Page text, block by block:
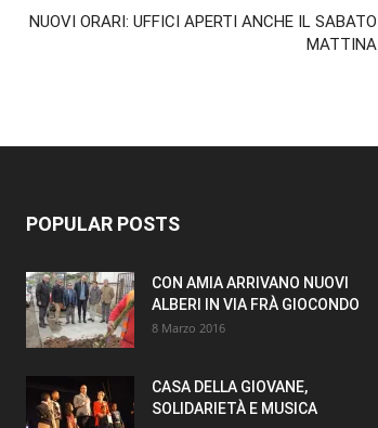
NUOVI ORARI: UFFICI APERTI ANCHE IL SABATO
MATTINA
POPULAR POSTS
CON AMIA ARRIVANO NUOVI
ALBERI IN VIA FRÀ GIOCONDO
8 Marzo 2016
CASA DELLA GIOVANE,
SOLIDARIETÀ E MUSICA